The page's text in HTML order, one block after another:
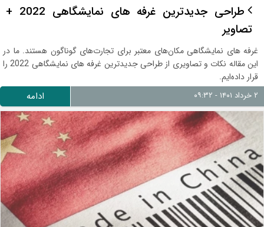
طراحی جدیدترین غرفه های نمایشگاهی 2022 +
تصاویر
غرفه های نمایشگاهی مکان‌های معتبر برای تجارت‌های گوناگون هستند. ما در
این مقاله نکات و تصاویری از طراحی جدیدترین غرفه های نمایشگاهی 2022 را
قرار داده‌ایم.
ادامه